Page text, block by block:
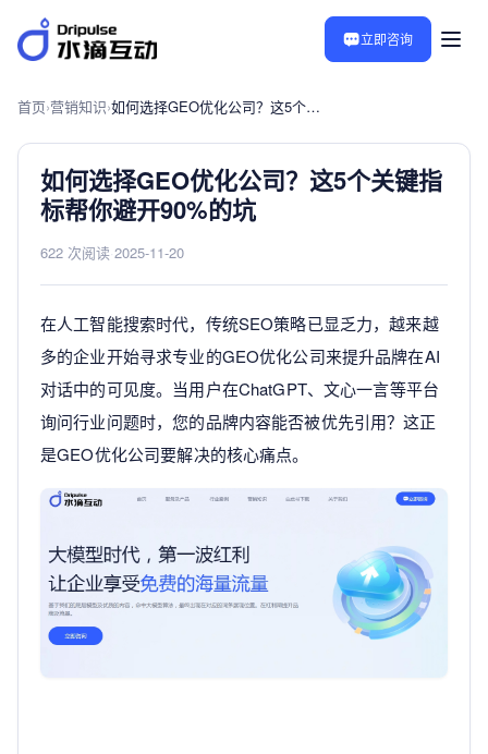
立即咨询
首页›营销知识› 如何选择GEO优化公司？这5个关键指标帮你避开90%的坑
如何选择GEO优化公司？这5个关键指
标帮你避开90%的坑
622 次阅读 2025-11-20
在人工智能搜索时代，传统SEO策略已显乏力，越来越
多的企业开始寻求专业的GEO优化公司来提升品牌在AI
对话中的可见度。当用户在ChatGPT、文心一言等平台
询问行业问题时，您的品牌内容能否被优先引用？这正
是GEO优化公司要解决的核心痛点。